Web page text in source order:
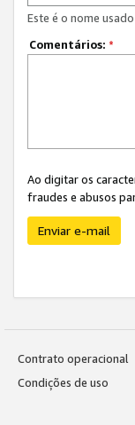
Este é o nome
Comentários: *
Ao digitar os
fraudes e abusos
Enviar e-mail
Contrato operacional
Condições de uso